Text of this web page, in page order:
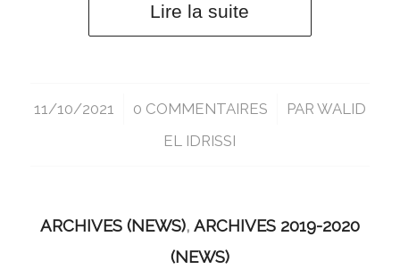
Lire la suite
11/10/2021
/ 0 COMMENTAIRES
/ PAR WALID
EL IDRISSI
ARCHIVES (NEWS), ARCHIVES 2019-2020
(NEWS)